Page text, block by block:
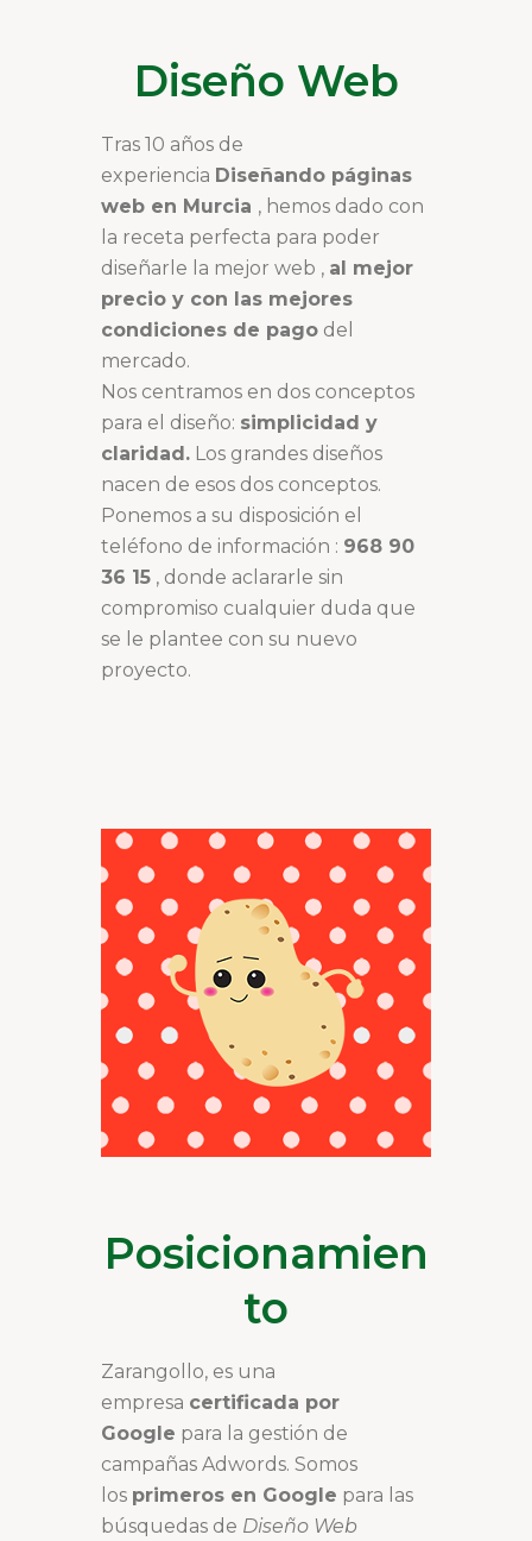
Diseño Web
Tras 10 años de
experiencia Diseñando páginas
web en Murcia , hemos dado con
la receta perfecta para poder
diseñarle la mejor web , al mejor
precio y con las mejores
condiciones de pago del
mercado.
Nos centramos en dos conceptos
para el diseño: simplicidad y
claridad. Los grandes diseños
nacen de esos dos conceptos.
Ponemos a su disposición el
teléfono de información : 968 90
36 15 , donde aclararle sin
compromiso cualquier duda que
se le plantee con su nuevo
proyecto.
Posicionamien
to
Zarangollo, es una
empresa certificada por
Google para la gestión de
campañas Adwords. Somos
los primeros en Google para las
búsquedas de Diseño Web